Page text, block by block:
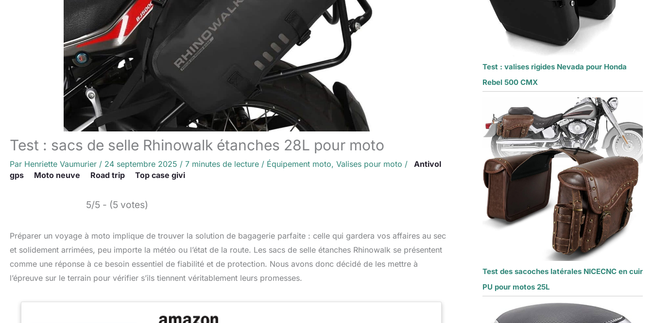
Test : sacs de selle Rhinowalk étanches 28L pour moto
Par Henriette Vaumurier / 24 septembre 2025 / 7 minutes de lecture / Équipement moto, Valises pour moto /
Antivol
gps
Moto neuve Road trip Top case givi
5/5 - (5 votes)
Préparer un voyage à moto implique de trouver la solution de bagagerie parfaite : celle qui gardera vos affaires au sec
et solidement arrimées, peu importe la météo ou l’état de la route. Les sacs de selle étanches Rhinowalk se présentent
comme une réponse à ce besoin essentiel de fiabilité et de protection. Nous avons donc décidé de les mettre à
l’épreuve sur le terrain pour vérifier s’ils tiennent véritablement leurs promesses.
Test : valises rigides Nevada pour Honda
Rebel 500 CMX
Test des sacoches latérales NICECNC en cuir
PU pour motos 25L